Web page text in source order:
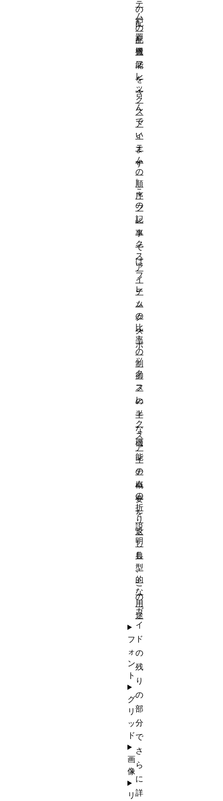
の
配
置
機
能
を
含
ん
で
い
ま
す
。
こ
の
記
事
で
は
フ
レ
ッ
ク
ス
ボ
ッ
ク
ス
の
主
な
機
能
の
概
要
を
説
明
し
、
こ
の
ガ
イ
ド
の
残
り
の
部
分
で
さ
ら
に
詳
テ
ム
の
配
置
フ
レ
ッ
ク
ス
ア
イ
テ
ム
の
順
序
フ
レ
ッ
ク
ス
ア
イ
テ
ム
の
比
率
の
制
御
フ
レ
ッ
ク
ス
ア
イ
テ
ム
の
折
り
返
し
典
型
的
な
用
途
フ
ォ
ン
ト
グ
リ
ッ
ド
画
像
リ